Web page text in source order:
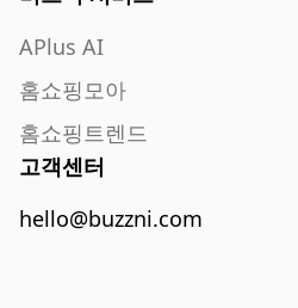
APlus AI
홈쇼핑모아
홈쇼핑트렌드
고객센터
hello@buzzni.com